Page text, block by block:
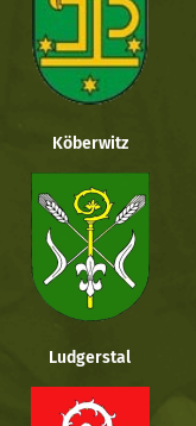
Köberwitz
Ludgerstal